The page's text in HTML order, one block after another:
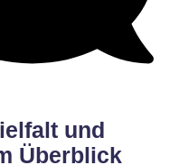
und
Überblick